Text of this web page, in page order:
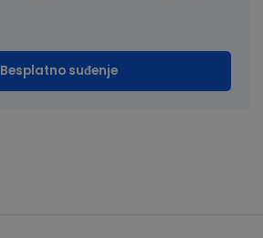
Besplatno suđenje